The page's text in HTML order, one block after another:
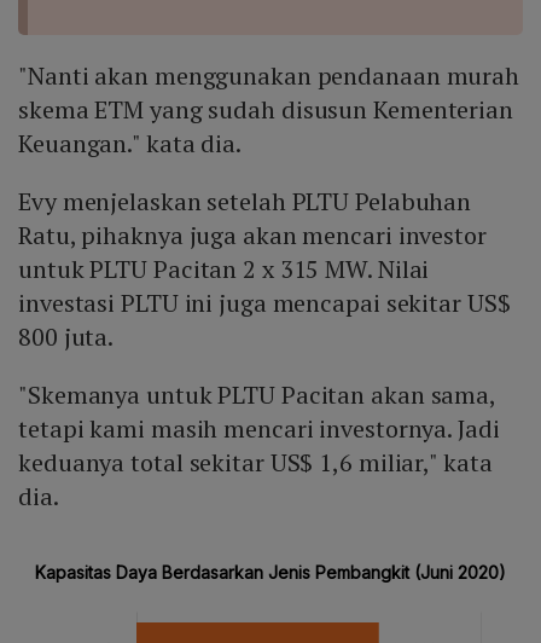
"Nanti akan menggunakan pendanaan murah
skema ETM yang sudah disusun Kementerian
Keuangan." kata dia.
Evy menjelaskan setelah PLTU Pelabuhan
Ratu, pihaknya juga akan mencari investor
untuk PLTU Pacitan 2 x 315 MW. Nilai
investasi PLTU ini juga mencapai sekitar US$
800 juta.
"Skemanya untuk PLTU Pacitan akan sama,
tetapi kami masih mencari investornya. Jadi
keduanya total sekitar US$ 1,6 miliar," kata
dia.